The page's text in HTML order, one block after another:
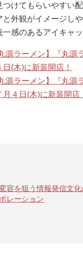
つけてもらいやすい
と外観がイメージし
一感のあるアイキャ
源ラーメン】『丸源
(木)に新装開店！
丸源ラーメン】『丸源
４日(木)に新装開店
容を狙う情報発信文
レーション